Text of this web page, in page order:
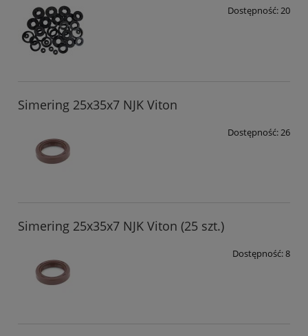
Dostępność:20
Simering 25x35x7 NJK Viton
Dostępność: 26
Simering 25x35x7 NJK Viton (25 szt.)
Dostępność:8